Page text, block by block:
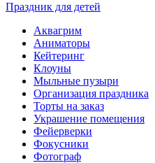
Праздник для детей
Аквагрим
Аниматоры
Кейтеринг
Клоуны
Мыльные пузыри
Организация праздника
Торты на заказ
Украшение помещения
Фейерверки
Фокусники
Фотограф